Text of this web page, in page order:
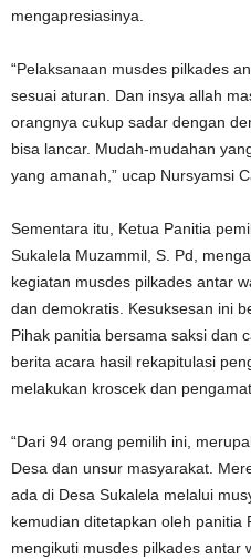
mengapresiasinya.
“Pelaksanaan musdes pilkades
sesuai aturan. Dan insya allah
orangnya cukup sadar dengan
bisa lancar. Mudah-mudahan
yang amanah,” ucap Nursyamsi
Sementara itu, Ketua Panitia
Sukalela Muzammil, S. Pd,
kegiatan musdes pilkades antar
dan demokratis. Kesuksesan ini
Pihak panitia bersama saksi dan
berita acara hasil rekapitulasi
melakukan kroscek dan
“Dari 94 orang pemilih ini,
Desa dan unsur masyarakat.
ada di Desa Sukalela melalui
kemudian ditetapkan oleh panitia
mengikuti musdes pilkades antar